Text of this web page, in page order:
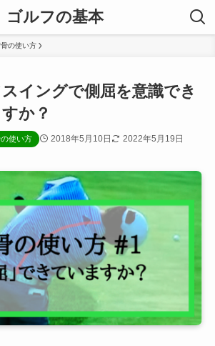
ゴルフの基本
の使い方
イングで側屈を意識でき
か？
使い方 2018年5月10日 2022年5月19日